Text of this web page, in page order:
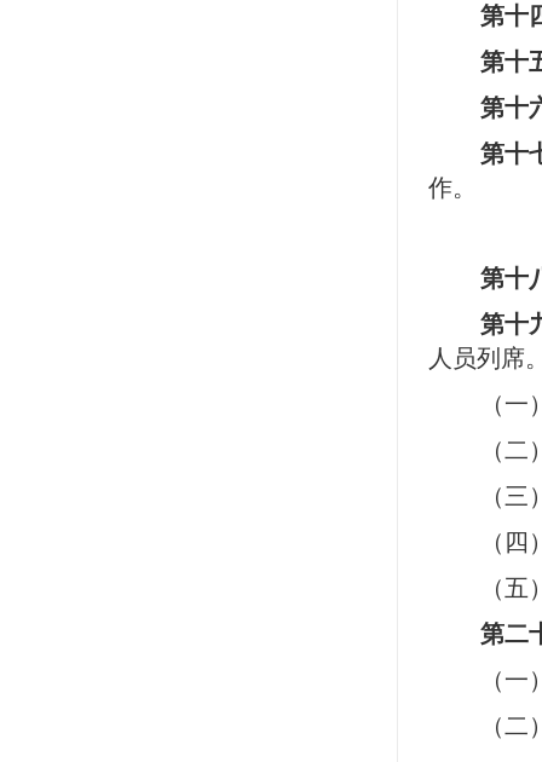
第十
第十
第十
第十
作。
第十
第十
人员列席
（一
（二
（三
（四
（五
第二
（一
（二